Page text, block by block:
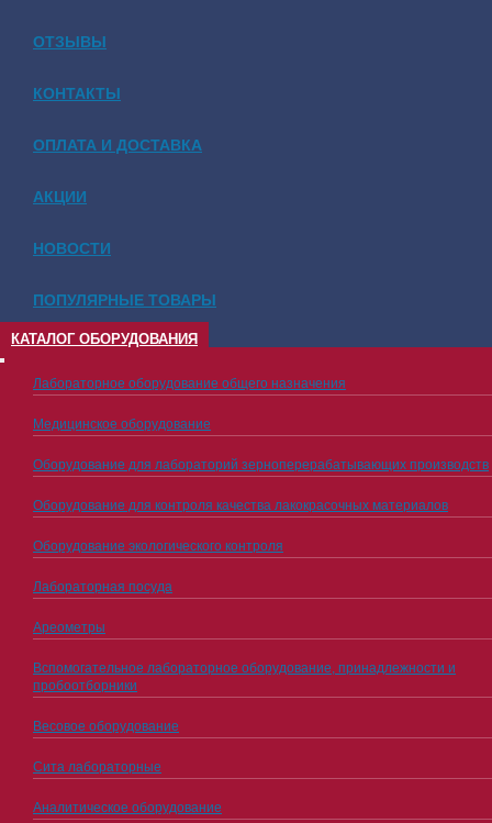
ОТЗЫВЫ
КОНТАКТЫ
ОПЛАТА И ДОСТАВКА
АКЦИИ
НОВОСТИ
ПОПУЛЯРНЫЕ ТОВАРЫ
КАТАЛОГ ОБОРУДОВАНИЯ
Лабораторное оборудование общего назначения
Медицинское оборудование
Оборудование для лабораторий зерноперерабатывающих производств
Оборудование для контроля качества лакокрасочных материалов
Оборудование экологического контроля
Лабораторная посуда
Ареометры
Вспомогательное лабораторное оборудование, принадлежности и
пробоотборники
Весовое оборудование
Сита лабораторные
Аналитическое оборудование